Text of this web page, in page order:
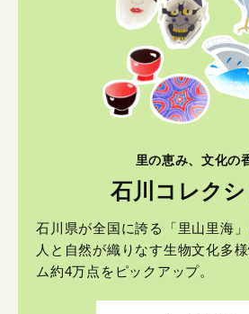
里の恵み、文化の
石川コレク
石川県が全国に誇る「里山里海」
人と自然が織りなす生物文化多
ム約4万点をピックアップ。